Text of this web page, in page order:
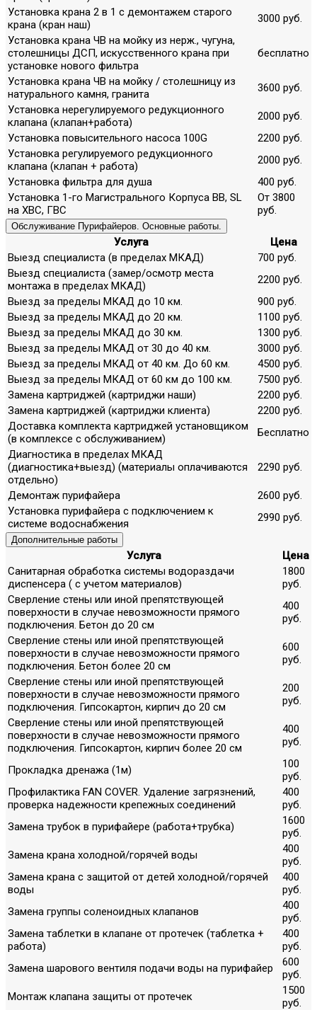
Установка крана 2 в 1 с демонтажем старого
крана (кран наш)
3000 руб.
Установка крана ЧВ на мойку из нерж., чугуна,
столешницы ДСП, искусственного крана при
установке нового фильтра
бесплатно
Установка крана ЧВ на мойку / столешницу из
натурального камня, гранита
3600 руб.
Установка нерегулируемого редукционного
клапана (клапан+работа)
2000 руб.
Установка повысительного насоса 100G
2200 руб.
Установка регулируемого редукционного
клапана (клапан + работа)
2000 руб.
Установка фильтра для душа
400 руб.
Установка 1-го Магистрального Корпуса ВВ, SL
на ХВС, ГВС
От 3800
руб.
Обслуживание Пурифайеров. Основные работы.
Услуга
Цена
Выезд специалиста (в пределах МКАД)
700 руб.
Выезд специалиста (замер/осмотр места
монтажа в пределах МКАД)
2200 руб.
Выезд за пределы МКАД до 10 км.
900 руб.
Выезд за пределы МКАД до 20 км.
1100 руб.
Выезд за пределы МКАД до 30 км.
1300 руб.
Выезд за пределы МКАД от 30 до 40 км.
3000 руб.
Выезд за пределы МКАД от 40 км. До 60 км.
4500 руб.
Выезд за пределы МКАД от 60 км до 100 км.
7500 руб.
Замена картриджей (картриджи наши)
2200 руб.
Замена картриджей (картриджи клиента)
2200 руб.
Доставка комплекта картриджей установщиком
(в комплексе с обслуживанием)
Бесплатно
Диагностика в пределах МКАД
(диагностика+выезд) (материалы оплачиваются
отдельно)
2290 руб.
Демонтаж пурифайера
2600 руб.
Установка пурифайера с подключением к
системе водоснабжения
2990 руб.
Дополнительные работы
Услуга
Цена
Санитарная обработка системы водораздачи
диспенсера ( с учетом материалов)
1800
руб.
Сверление стены или иной препятствующей
поверхности в случае невозможности прямого
подключения. Бетон до 20 см
400
руб.
Сверление стены или иной препятствующей
поверхности в случае невозможности прямого
подключения. Бетон более 20 см
600
руб.
Сверление стены или иной препятствующей
поверхности в случае невозможности прямого
подключения. Гипсокартон, кирпич до 20 см
200
руб.
Сверление стены или иной препятствующей
поверхности в случае невозможности прямого
подключения. Гипсокартон, кирпич более 20 см
400
руб.
Прокладка дренажа (1м)
100
руб.
Профилактика FAN COVER. Удаление загрязнений,
проверка надежности крепежных соединений
400
руб.
Замена трубок в пурифайере (работа+трубка)
1600
руб.
Замена крана холодной/горячей воды
400
руб.
Замена крана с защитой от детей холодной/горячей
воды
400
руб.
Замена группы соленоидных клапанов
400
руб.
Замена таблетки в клапане от протечек (таблетка +
работа)
400
руб.
Замена шарового вентиля подачи воды на пурифайер
600
руб.
Монтаж клапана защиты от протечек
1500
руб.